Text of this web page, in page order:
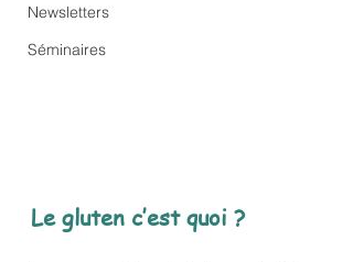
Newsletters
Séminaires
Le gluten c’est quoi ?